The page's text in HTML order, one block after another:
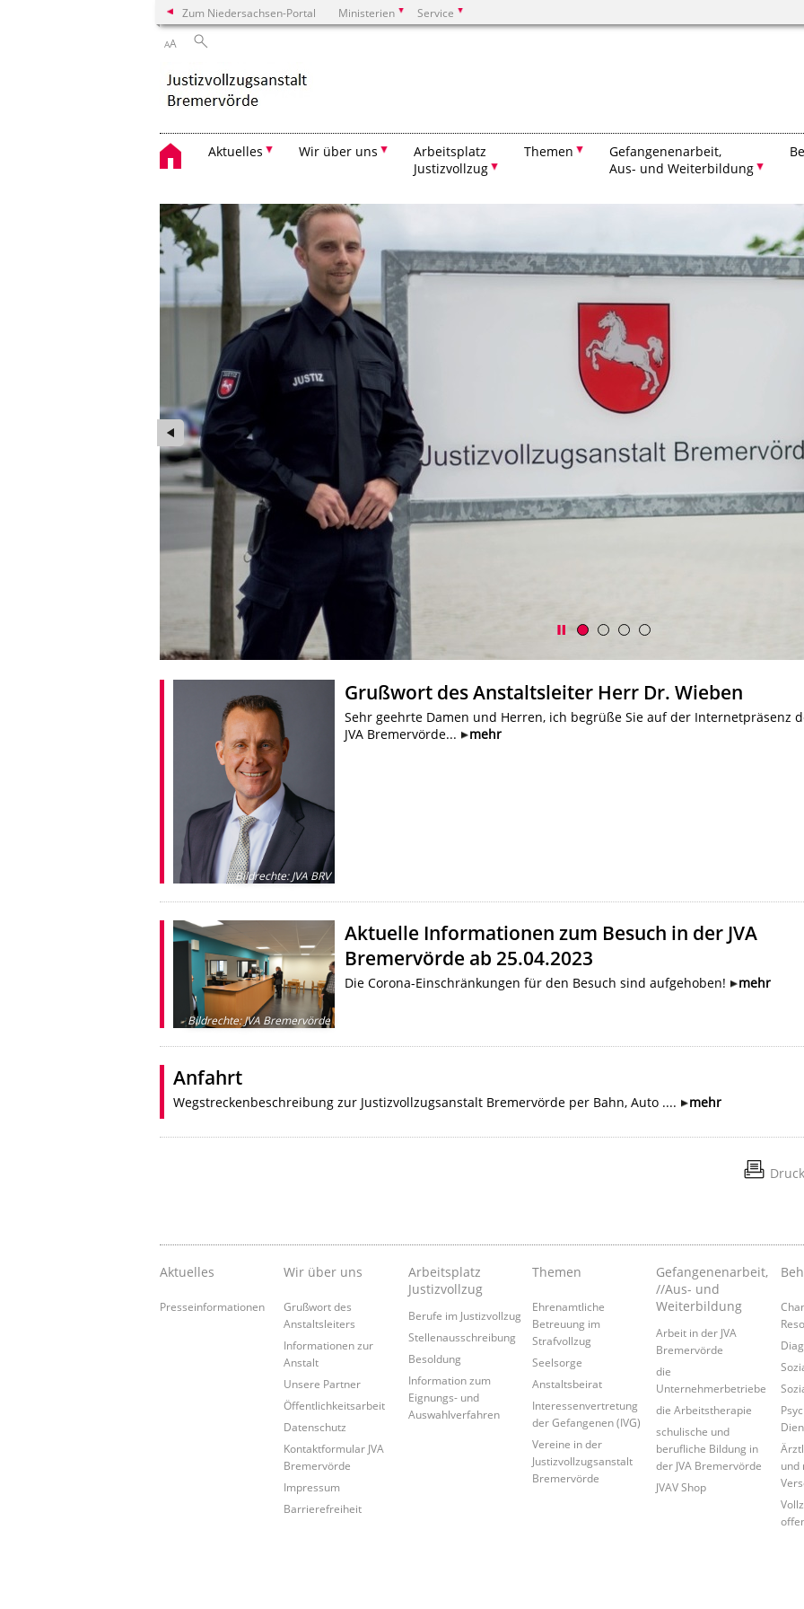
Zum Niedersachsen-Portal Ministerien Service
AA
Aktuelles Wir über uns
Arbeitsplatz
Justizvollzug
Themen
Gefangenenarbeit,
Aus- und Weiterbildung
Bildrechte:JVA BRV
Grußwort des Anstaltsleiter Herr Dr. Wieben
Sehr geehrte Damen und Herren, ich begrüße Sie auf der Internetpräsenz
JVA Bremervörde...
mehr
Bildrechte:JVA Bremervörde
Aktuelle Informationen zum Besuch in der JVA
Bremervörde ab 25.04.2023
Die Corona-Einschränkungen für den Besuch sind aufgehoben! mehr
Anfahrt
Wegstreckenbeschreibung zur Justizvollzugsanstalt Bremervörde per Bahn, Auto .... mehr
Aktuelles
Presseinformationen
Wir über uns
Grußwort des
Anstaltsleiters
Informationen zur
Anstalt
Unsere Partner
Öffentlichkeitsarbeit
Datenschutz
Kontaktformular JVA
Bremervörde
Impressum
Barrierefreiheit
Arbeitsplatz
Justizvollzug
Berufe im Justizvollzug
Stellenausschreibung
Besoldung
Information zum
Eignungs- und
Auswahlverfahren
Themen
Ehrenamtliche
Betreuung im
Strafvollzug
Seelsorge
Anstaltsbeirat
Interessenvertretung
der Gefangenen (IVG)
Vereine in der
Justizvollzugsanstalt
Bremervörde
Gefangenenarbeit,
//Aus- und
Weiterbildung
Arbeit in der JVA
Bremervörde
die
Unternehmerbetriebe
die Arbeitstherapie
schulische und
berufliche Bildung in
der JVA Bremervörde
JVAV Shop
und